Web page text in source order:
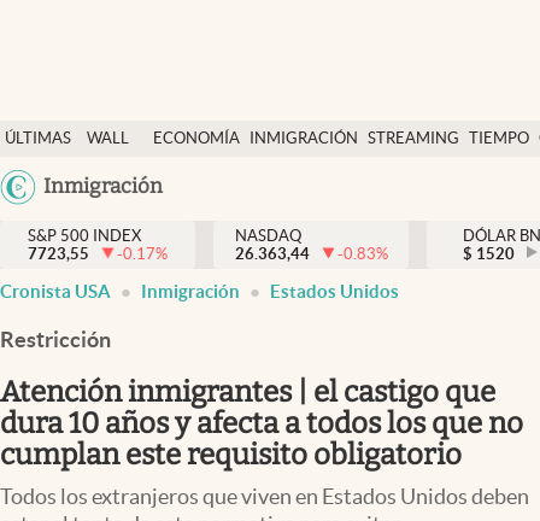
ÚLTIMAS
NOTICIAS
WALL
Y
DÓLAR
ECONOMÍA INMIGRACIÓN STREAMING TIEMPO
México
Inmigración
Finanzas y economía
Wall Street y dólar
Inmigración
Espiritual
Streaming
PC y mobile
S&P 500 INDEX
7723,55
-0.17%
NASDAQ
26.363,44
-0.83%
DÓLAR
$ 1520
Cronista USA Inmigración Estados Unidos
Restricción
Atención inmigrantes | el castigo que
dura 10 años y afecta a todos los que no
cumplan este requisito obligatorio
Todos los extranjeros que viven en Estados Unidos deben